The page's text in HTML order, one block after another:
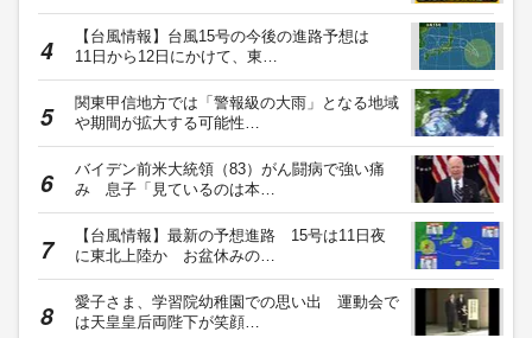
【台風情報】台風15号の今後の進路予想は
11日から12日にかけて、東…
関東甲信地方では「警報級の大雨」となる地域
や期間が拡大する可能性…
バイデン前米大統領（83）がん闘病で強い痛
み 息子「見ているのは本…
【台風情報】最新の予想進路 15号は11日夜
に東北上陸か お盆休みの…
愛子さま、学習院幼稚園での思い出 運動会で
は天皇皇后両陛下が笑顔…